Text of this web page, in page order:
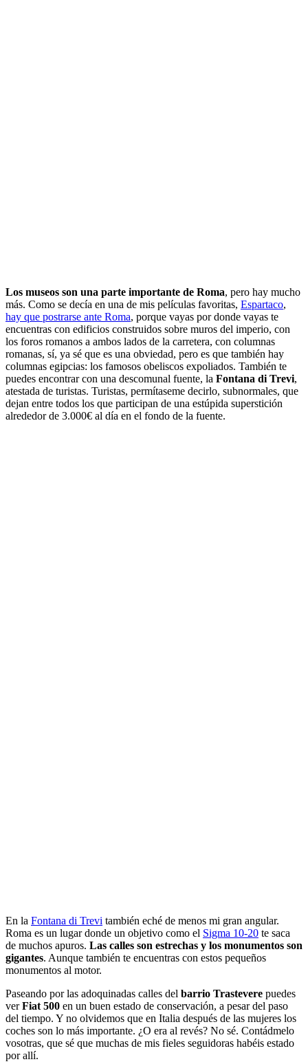
Los museos son una parte importante de Roma, pero hay mucho
más. Como se decía en una de mis películas favoritas, Espartaco,
hay que postrarse ante Roma, porque vayas por donde vayas te
encuentras con edificios construidos sobre muros del imperio, con
los foros romanos a ambos lados de la carretera, con columnas
romanas, sí, ya sé que es una obviedad, pero es que también hay
columnas egipcias: los famosos obeliscos expoliados. También te
puedes encontrar con una descomunal fuente, la Fontana di Trevi,
atestada de turistas. Turistas, permítaseme decirlo, subnormales, que
dejan entre todos los que participan de una estúpida superstición
alrededor de 3.000€ al día en el fondo de la fuente.
En la Fontana di Trevi también eché de menos mi gran angular.
Roma es un lugar donde un objetivo como el Sigma 10-20 te saca
de muchos apuros. Las calles son estrechas y los monumentos son
gigantes. Aunque también te encuentras con estos pequeños
monumentos al motor.
Paseando por las adoquinadas calles del barrio Trastevere puedes
verFiat 500 en un buen estado de conservación, a pesar del paso
del tiempo. Y no olvidemos que en Italia después de las mujeres los
coches son lo más importante. ¿O era al revés? No sé. Contádmelo
vosotras, que sé que muchas de mis fieles seguidoras habéis estado
por allí.